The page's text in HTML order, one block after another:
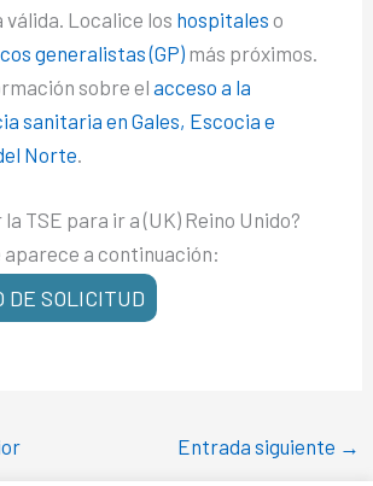
válida. Localice los hospitales o
generalistas (GP)más próximos.
sobre el acceso a la
sanitaria en Gales, Escocia e
Norte.
TSE para ir a (UK) Reino Unido?
aparece a continuación:
DE SOLICITUD
Entrada siguiente →